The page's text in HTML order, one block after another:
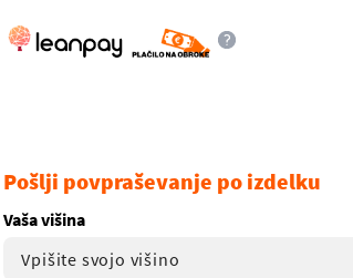
Pošlji povpraševanje po izdelku
Vaša višina